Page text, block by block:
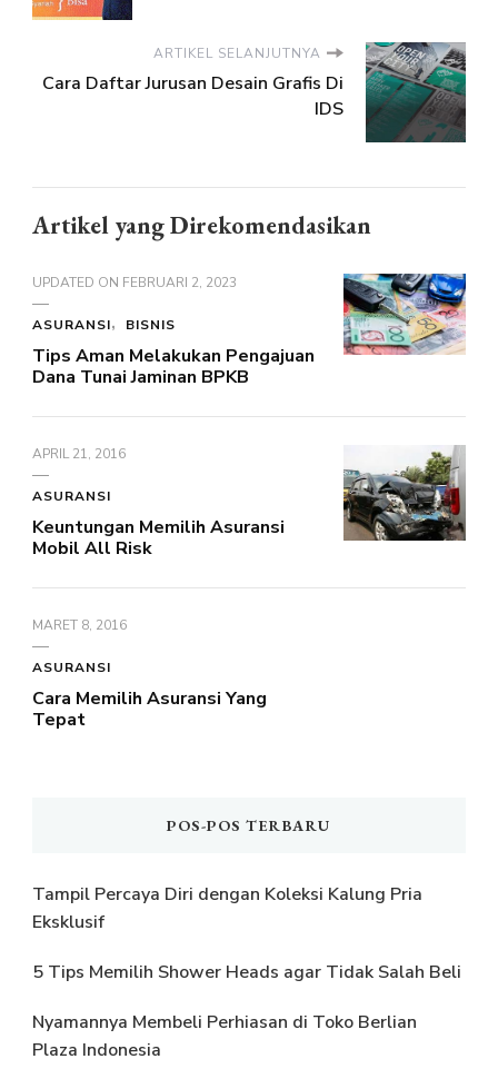
ARTIKEL SELANJUTNYA
Cara Daftar Jurusan Desain Grafis Di
IDS
Artikel yang Direkomendasikan
UPDATED ON FEBRUARI 2, 2023
ASURANSI BISNIS
Tips Aman Melakukan Pengajuan
Dana Tunai Jaminan BPKB
APRIL 21, 2016
ASURANSI
Keuntungan Memilih Asuransi
Mobil All Risk
MARET 8, 2016
ASURANSI
Cara Memilih Asuransi Yang
Tepat
POS-POS TERBARU
Tampil Percaya Diri dengan Koleksi Kalung Pria
Eksklusif
5 Tips Memilih Shower Heads agar Tidak Salah Beli
Nyamannya Membeli Perhiasan di Toko Berlian
Plaza Indonesia